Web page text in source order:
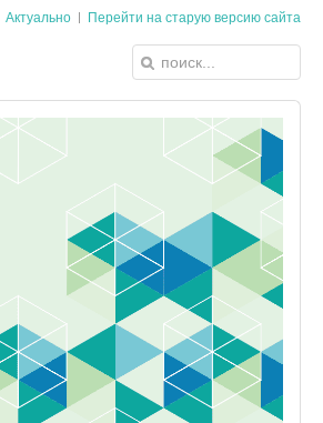
Актуально Перейти на старую версию сайта